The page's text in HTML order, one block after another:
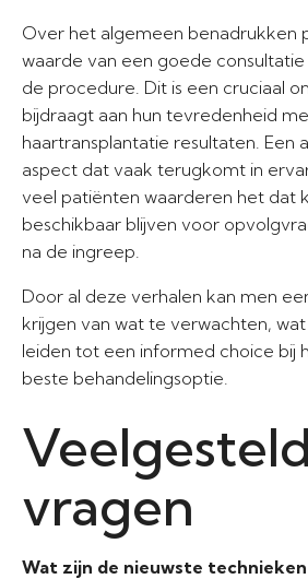
Over het algemeen benadrukken
waarde van een goede
de procedure. Dit is een cruciaal
bijdraagt aan hun tevredenheid
haartransplantatie resultaten. Een
aspect dat vaak terugkomt in
veel patiënten waarderen het dat
beschikbaar blijven voor
na de ingreep.
Door al deze verhalen kan men
krijgen van wat te verwachten,
leiden tot een informed choice bij
beste behandelingsoptie.
vragen
Wat zijn de nieuwste